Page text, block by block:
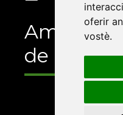
oferir
vostè.
Amb el
de